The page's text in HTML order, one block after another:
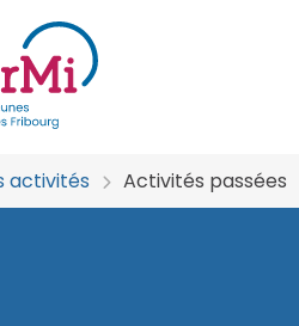
fribourg.ch
activités Activités passées